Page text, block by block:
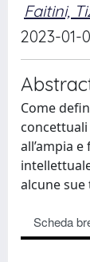
Faitini,
2023-01-
Come
all’ampia
alcune
Scheda